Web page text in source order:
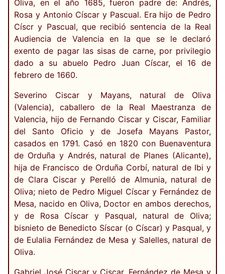
Oliva, en el año 1685, fueron padre de: Andrés,
Rosa y Antonio Císcar y Pascual. Era hijo de Pedro
Císcr y Pascual, que recibió sentencia de la Real
Audiencia de Valencia en la que se le declaró
exento de pagar las sisas de carne, por privilegio
dado a su abuelo Pedro Juan Císcar, el 16 de
febrero de 1660.
Severino Ciscar y Mayans, natural de Oliva
(Valencia), caballero de la Real Maestranza de
Valencia, hijo de Fernando Ciscar y Ciscar, Familiar
del Santo Oficio y de Josefa Mayans Pastor,
casados en 1791. Casó en 1820 con Buenaventura
de Orduña y Andrés, natural de Planes (Alicante),
hija de Francisco de Orduña Corbí, natural de Ibi y
de Clara Ciscar y Perelló de Almunia, natural de
Oliva; nieto de Pedro Miguel Císcar y Fernández de
Mesa, nacido en Oliva, Doctor en ambos derechos,
y de Rosa Císcar y Pasqual, natural de Oliva;
bisnieto de Benedicto Síscar (o Císcar) y Pasqual, y
de Eulalia Fernández de Mesa y Salelles, natural de
Oliva.
Gabriel José Ciscar y Ciscar, Fernández de Mesa y